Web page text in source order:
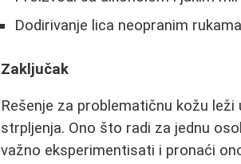
Dodirivanje lica neopranim rukama
Zaključak
Rešenje za problematičnu kožu
strpljenja. Ono što radi za jednu
važno eksperimentisati i pronaći